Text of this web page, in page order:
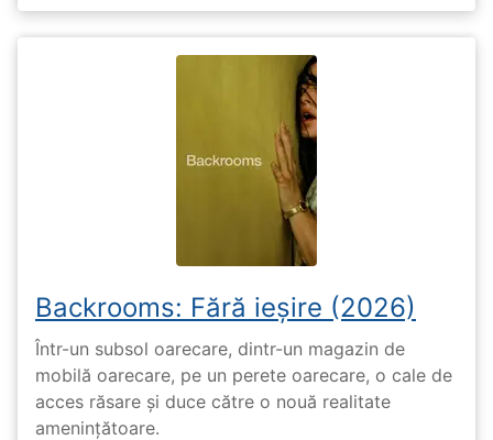
Backrooms: Fără ieșire (2026)
Într-un subsol oarecare, dintr-un magazin de
mobilă oarecare, pe un perete oarecare, o cale de
acces răsare și duce către o nouă realitate
amenințătoare.